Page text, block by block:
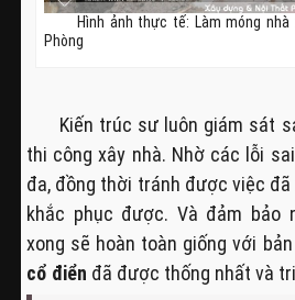
Hình ảnh thực tế: Làm móng
Phòng
Kiến trúc sư luôn giám sát
thi công xây nhà. Nhờ các lỗi
đa, đồng thời tránh được việc đã
khắc phục được. Và đảm bảo
xong sẽ hoàn toàn giống với bản
cổ điển đã được thống nhất và